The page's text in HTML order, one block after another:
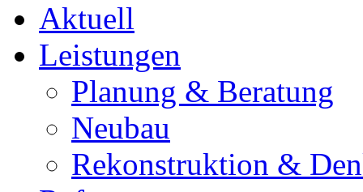
Aktuell
Leistungen
Planung & Beratung
Neubau
Rekonstruktion &